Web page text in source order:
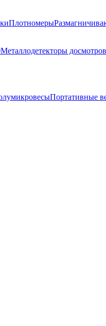
Плотномеры
Металлодетекторы
Портативные